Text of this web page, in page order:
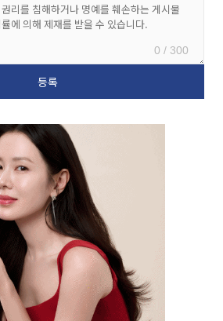
0 / 300